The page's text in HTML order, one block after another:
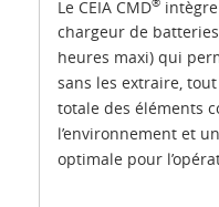
Le CEIA CMD
chargeur de
heures maxi) qui
sans les extraire,
totale des éléments
l’environnement et
optimale pour